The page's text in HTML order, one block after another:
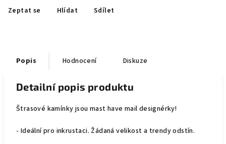
Zeptat se Hlídat Sdílet
Popis Hodnocení Diskuze
Detailní popis produktu
Štrasové kamínky jsou mast have mail designérky!
- Ideální pro inkrustaci. Žádaná velikost a trendy odstín.